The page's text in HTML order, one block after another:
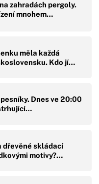
zahradách pergoly.
mnohem…
měla každá
Kdo jí…
Dnes ve 20:00
dřevěné skládací
motivy?…